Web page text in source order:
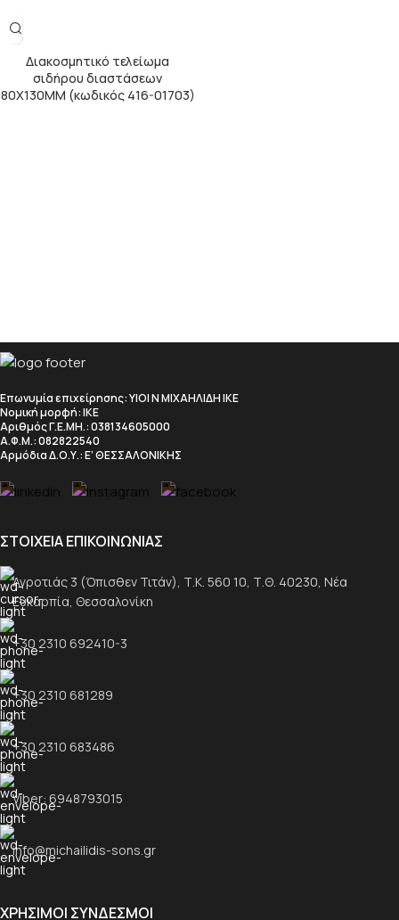
Διακοσμητικό τελείωμα
σιδήρου διαστάσεων
80Χ130ΜΜ (κωδικός 416-01703)
Επωνυμία επιχείρησης: ΥΙΟΙ Ν ΜΙΧΑΗΛΙΔΗ ΙΚΕ
Νομική μορφή: ΙΚΕ
Αριθμός Γ.Ε.ΜΗ.: 038134605000
Α.Φ.Μ.: 082822540
Αρμόδια Δ.Ο.Υ.: Ε’ ΘΕΣΣΑΛΟΝΙΚΗΣ
ΣΤΟΙΧΕΙΑ ΕΠΙΚΟΙΝΩΝΙΑΣ
Αγροτιάς 3 (Όπισθεν Τιτάν), Τ.Κ. 560 10, Τ.Θ. 40230, Νέα
Ευκαρπία, Θεσσαλονίκη
+30 2310 692410-3
+30 2310 681289
+30 2310 683486
Viber: 6948793015
info@michailidis-sons.gr
ΧΡΗΣΙΜΟΙ ΣΥΝΔΕΣΜΟΙ